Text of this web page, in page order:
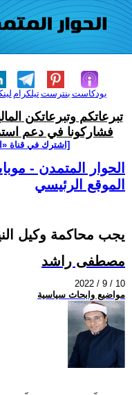
تيلكرامبنترست بودكاست
تبرعاتكم وتبرعاتكن
فشاركونا في دعم
[اشترك في قناة
الحوار المتمدن -
الموقع الرئيسي
يجب محاكمة وكيل
مصطفى راشد
2022 / 9 / 10
مواضيع وابحاث سياسية